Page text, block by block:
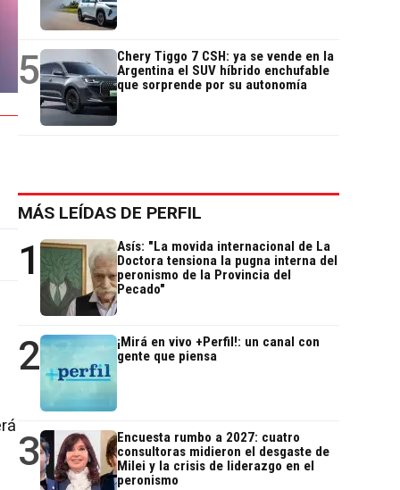
5
Chery Tiggo 7 CSH: ya se vende en la
Argentina el SUV híbrido enchufable
que sorprende por su autonomía
MÁS LEÍDAS DE PERFIL
1
Asís: "La movida internacional de La
Doctora tensiona la pugna interna del
peronismo de la Provincia del
Pecado"
2
¡Mirá en vivo +Perfil!: un canal con
gente que piensa
3
Encuesta rumbo a 2027: cuatro
consultoras midieron el desgaste de
Milei y la crisis de liderazgo en el
peronismo